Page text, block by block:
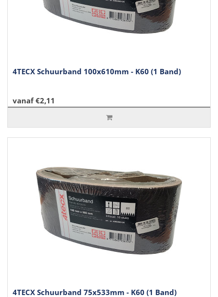
4TECX Schuurband 100x610mm - K60 (1 Band)
vanaf €2,11
4TECX Schuurband 75x533mm - K60 (1 Band)